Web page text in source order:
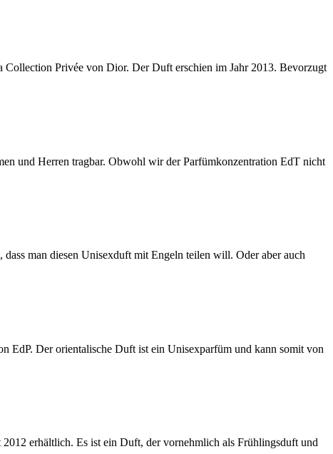
Privée von Dior. Der Duft erschien im Jahr 2013. Bevorzugt
und Herren tragbar. Obwohl wir der Parfümkonzentration EdT nicht
man diesen Unisexduft mit Engeln teilen will. Oder aber auch
EdP. Der orientalische Duft ist ein Unisexparfüm und kann somit von
erhältlich. Es ist ein Duft, der vornehmlich als Frühlingsduft und